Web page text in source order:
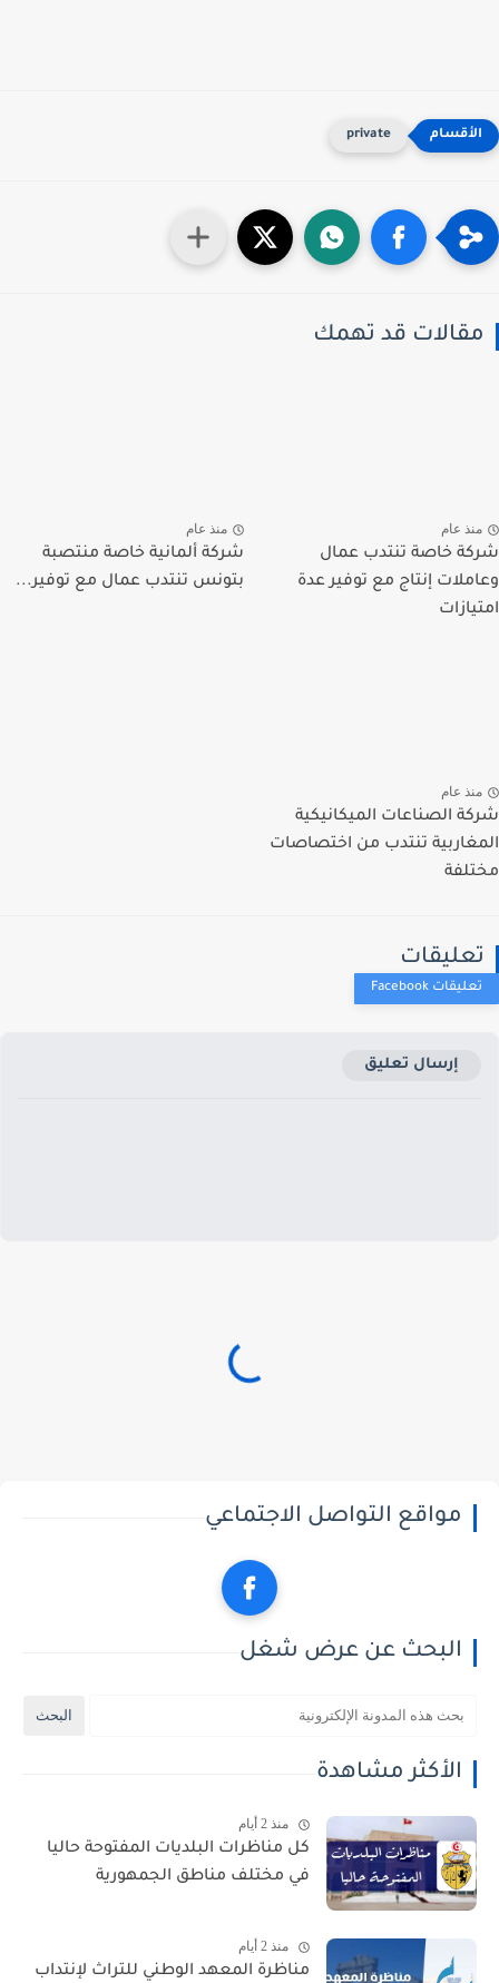
private
قد تهمك
عام
خاصة تنتدب عمال
إنتاج مع توفير عدة
منذ عام
شركة ألمانية خاصة منتصبة
بتونس تنتدب عمال مع توفير...
عام
الصناعات الميكانيكية
تنتدب من اختصاصات
إرسال تعليق
مواقع التواصل الاجتماعي
البحث عن عرض شغل
الأكثر مشاهدة
منذ 2 أيام
كل مناظرات البلديات المفتوحة حاليا
في مختلف مناطق الجمهورية
منذ 2 أيام
مناظرة المعهد الوطني للتراث لإنتداب